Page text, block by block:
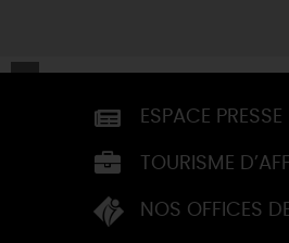
ESPACE PRESSE
TOURISME
NOS OFFICES